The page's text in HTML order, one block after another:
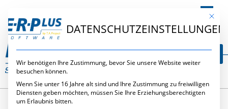
DEMit
DATENSCHUTZEINSTELLUNGEN
Wir benötigen Ihre Zustimmung, bevor Sie unsere Website weiter
besuchen können.
Wenn Sie unter 16 Jahre alt sind und Ihre Zustimmung zu freiwilligen
Diensten geben möchten, müssen Sie Ihre Erziehungsberechtigten
um Erlaubnis bitten.